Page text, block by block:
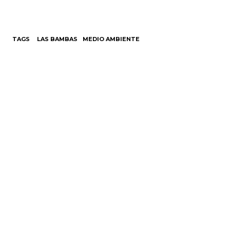
TAGS LAS BAMBAS MEDIO AMBIENTE